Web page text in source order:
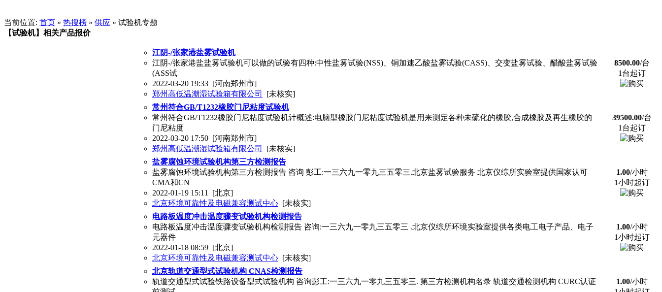
当前位置: 首页 » 热搜榜 » 供应 » 试验机专题
【试验机】相关产品报价
江阴-/张家港盐雾试验机
江阴-/张家港盐盐雾试验机可以做的试验有四种:中性盐雾试验(NSS)、铜加速乙酸盐雾试验(CASS)、交变盐雾试验、醋酸盐雾试验
(ASS试
2022-03-20 19:33 [河南郑州市]
郑州高低温潮湿试验箱有限公司
[未核实]
8500.00/台
1台起订
常州符合GB/T1232橡胶门尼粘度试验机
常州符合GB/T1232橡胶门尼粘度试验机计概述:电脑型橡胶门尼粘度试验机是用来测定各种未硫化的橡胶,合成橡胶及再生橡胶的
门尼粘度
2022-03-20 17:50 [河南郑州市]
郑州高低温潮湿试验箱有限公司
[未核实]
39500.00/台
1台起订
盐雾腐蚀环境试验机构第三方检测报告
盐雾腐蚀环境试验机构第三方检测报告 咨询 彭工:一三六九一零九三五零三.北京盐雾试验服务 北京仪综所实验室提供国家认可
CMA和CN
2022-01-19 15:11 [北京]
北京环境可靠性及电磁兼容测试中心 [未核实]
1.00/小时
1小时起订
电路板温度冲击温度骤变试验机构检测报告
电路板温度冲击温度骤变试验机构检测报告 咨询:一三六九一零九三五零三 .北京仪综所环境实验室提供各类电工电子产品、电子
元器件
2022-01-18 08:59 [北京]
北京环境可靠性及电磁兼容测试中心 [未核实]
1.00/小时
1小时起订
北京轨道交通型式试验机构 CNAS检测报告
轨道交通型式试验铁路设备型式试验机构 咨询彭工:一三六九一零九三五零三. 第三方检测机构名录 轨道交通检测机构 CURC认证
1.00/小时